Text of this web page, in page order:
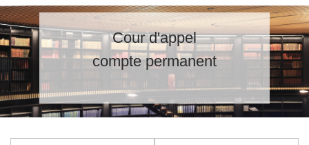
Cour d'appel
compte permanent